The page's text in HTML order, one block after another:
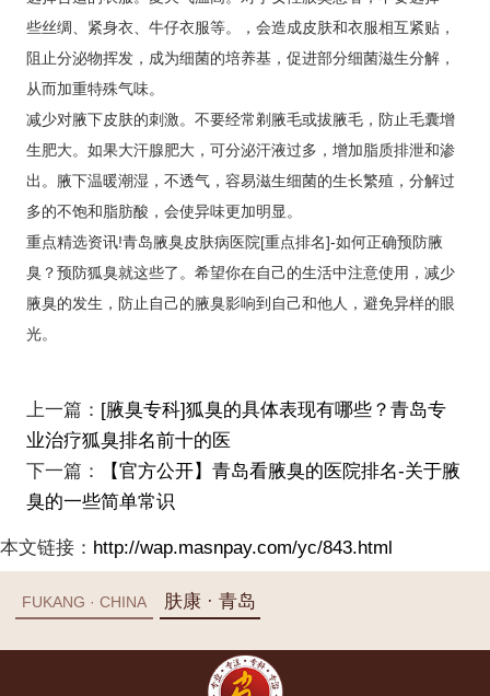
些丝绸、紧身衣、牛仔衣服等。，会造成皮肤和衣服相互紧贴，
阻止分泌物挥发，成为细菌的培养基，促进部分细菌滋生分解，
从而加重特殊气味。
减少对腋下皮肤的刺激。不要经常剃腋毛或拔腋毛，防止毛囊增
生肥大。如果大汗腺肥大，可分泌汗液过多，增加脂质排泄和渗
出。腋下温暖潮湿，不透气，容易滋生细菌的生长繁殖，分解过
多的不饱和脂肪酸，会使异味更加明显。
重点精选资讯!青岛腋臭皮肤病医院[重点排名]-如何正确预防腋
臭？预防狐臭就这些了。希望你在自己的生活中注意使用，减少
腋臭的发生，防止自己的腋臭影响到自己和他人，避免异样的眼
光。
上一篇： [腋臭专科]狐臭的具体表现有哪些？青岛专
业治疗狐臭排名前十的医
下一篇：
【官方公开】青岛看腋臭的医院排名-关于腋
臭的一些简单常识
本文链接： http://wap.masnpay.com/yc/843.html
FUKANG · CHINA 肤康 · 青岛